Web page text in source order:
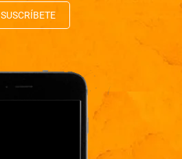
SUSCRÍBETE